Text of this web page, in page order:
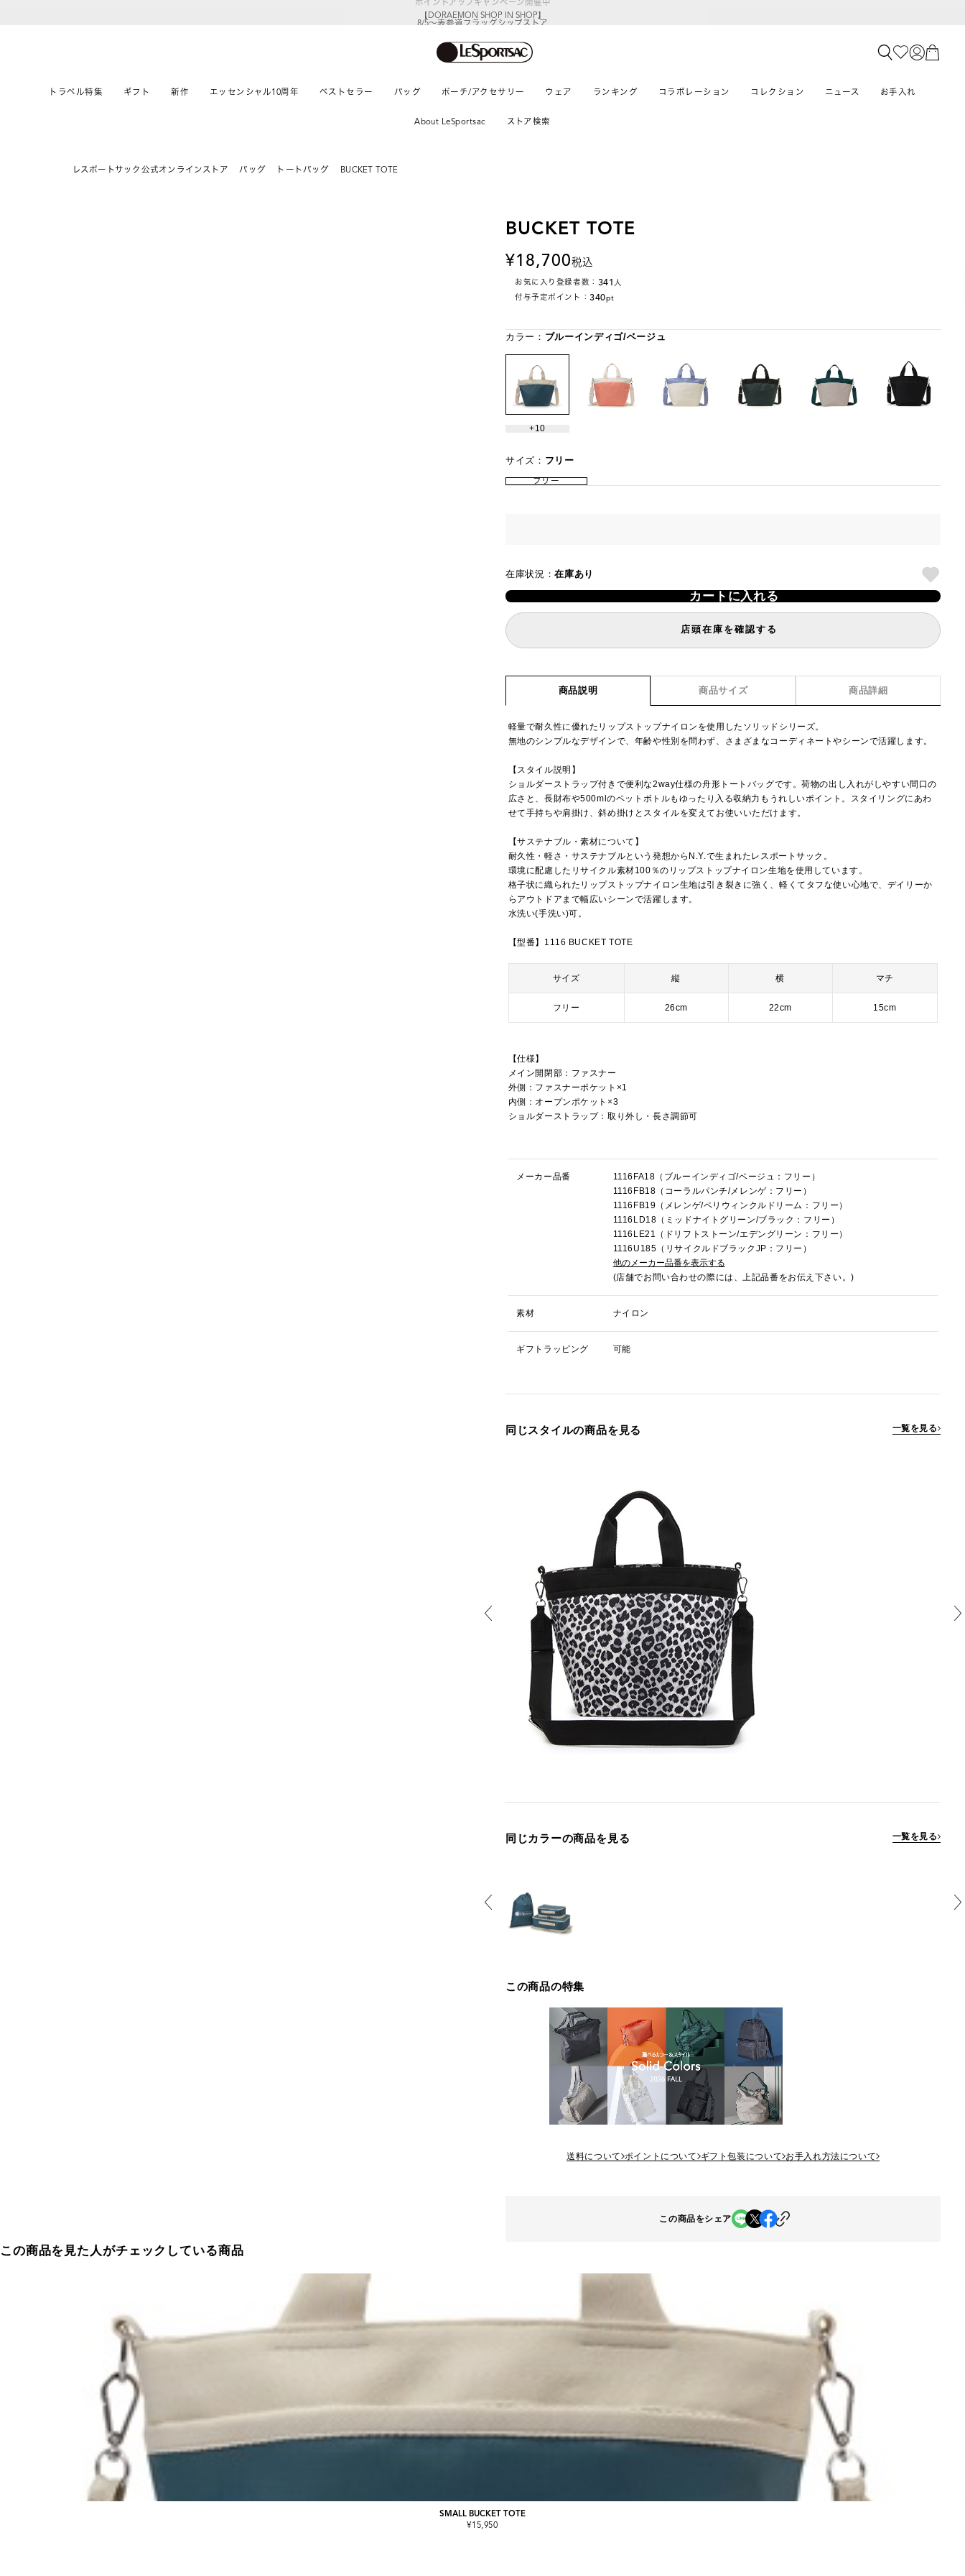
【DORAEMON SHOP IN SHOP】
8/5～表参道フラッグシップストア
トラベル特集 ギフト 新作 エッセンシャル10周年 ベストセラー バッグ ポーチ/アクセサリー ウェア ランキング コラボレーション コレクション ニュース お手入れ
About LeSportsac ストア検索
レスポートサック公式オンラインストア バッグ トートバッグ BUCKET TOTE
BUCKET TOTE
18,700税込
お気に入り登録者数： 341人
付与予定ポイント：340pt
カラー： ブルーインディゴ/ベージュ
10
サイズ： フリー
フリー
在庫状況：在庫あり
カートに入れる
店頭在庫を確認する
商品説明 商品サイズ 商品詳細
軽量で耐久性に優れたリップストップナイロンを使用したソリッドシリーズ。
無地のシンプルなデザインで、年齢や性別を問わず、さまざまなコーディネートやシーンで活躍します。
【スタイル説明】
ショルダーストラップ付きで便利な2way仕様の舟形トートバッグです。荷物の出し入れがしやすい間口の
広さと、長財布や500mlのペットボトルもゆったり入る収納力もうれしいポイント。スタイリングにあわ
せて手持ちや肩掛け、斜め掛けとスタイルを変えてお使いいただけます。
【サステナブル・素材について】
耐久性・軽さ・サステナブルという発想からN.Y.で生まれたレスポートサック。
環境に配慮したリサイクル素材100％のリップストップナイロン生地を使用しています。
格子状に織られたリップストップナイロン生地は引き裂きに強く、軽くてタフな使い心地で、デイリーか
らアウトドアまで幅広いシーンで活躍します。
水洗い(手洗い)可。
【型番】1116 BUCKET TOTE
サイズ 縦 横 マチ
フリー 26cm 22cm 15cm
【仕様】
メイン開閉部：ファスナー
外側：ファスナーポケット×1
内側：オープンポケット×3
ショルダーストラップ：取り外し・長さ調節可
メーカー品番
1116FA18（ブルーインディゴ/ベージュ：フリー）
1116FB18（コーラルパンチ/メレンゲ：フリー）
1116FB19（メレンゲ/ペリウィンクルドリーム：フリー）
1116LD18（ミッドナイトグリーン/ブラック：フリー）
1116LE21（ドリフトストーン/エデングリーン：フリー）
1116U185（リサイクルドブラックJP：フリー）
他のメーカー品番を表示する
(店舗でお問い合わせの際には、上記品番をお伝え下さい。)
素材 ナイロン
ギフトラッピング 可能
同じスタイルの商品を見る 一覧を見る
同じカラーの商品を見る 一覧を見る
この商品の特集
送料について ポイントについて ギフト包装について お手入れ方法について
この商品をシェア
この商品を見た人がチェックしている商品
SMALL BUCKET TOTE
¥15,950